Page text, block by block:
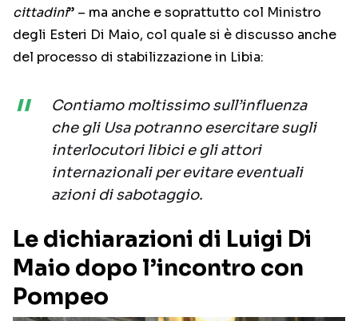
cittadini” – ma anche e soprattutto col Ministro
degli Esteri Di Maio, col quale si è discusso anche
del processo di stabilizzazione in Libia:
Contiamo moltissimo sull’influenza
che gli Usa potranno esercitare sugli
interlocutori libici e gli attori
internazionali per evitare eventuali
azioni di sabotaggio.
Le dichiarazioni di Luigi Di
Maio dopo l’incontro con
Pompeo